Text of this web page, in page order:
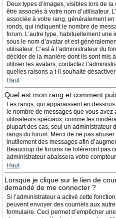
Deux types d’images, visibles lors de
être associés à votre nom d’utilisateur.
associée à votre rang, généralement en
ronds, qui indiquent le nombre de
forum. L’autre type, habituellement
sous le nom d’avatar et est
utilisateur. C’est à l’administrateur du
décider de la manière dont ils sont mis
utiliser les avatars, contactez
quelles raisons a t-il souhaité
Haut
Quel est mon rang et comment
Les rangs, qui apparaissent en
le nombre de messages que vous
utilisateurs spéciaux, comme les
plupart des cas, seul un administrateur
rangs du forum. Merci de ne pas
inutilement des messages afin
Beaucoup de forums ne toléreront pas
administrateur abaissera votre
Haut
Lorsque je clique sur le lien de
demandé de me connecter ?
Si l’administrateur a activé cette
peuvent envoyer des courriels aux
formulaire. Ceci permet d’empêcher